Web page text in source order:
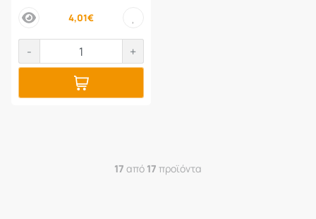
price 4,01€
- +
17 από 17 προϊόντα